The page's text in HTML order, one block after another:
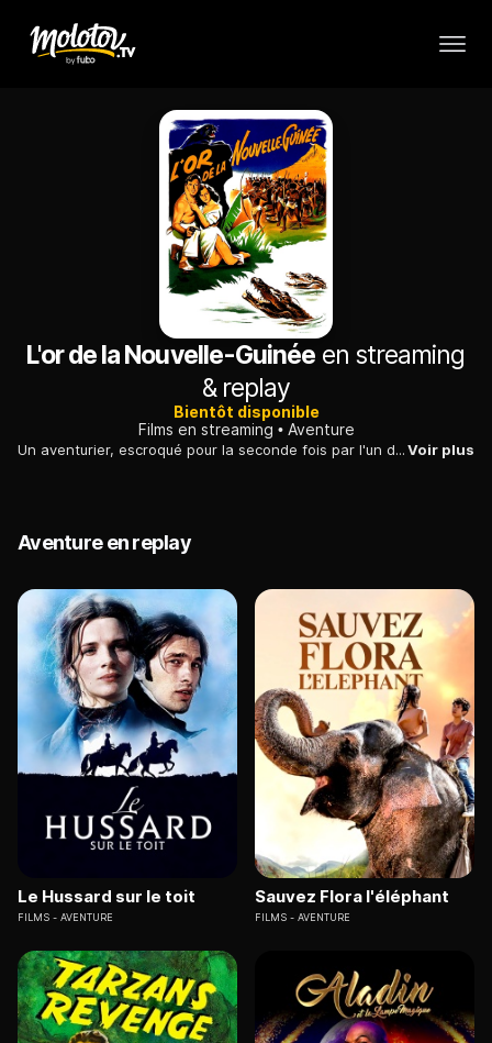
L'or de la Nouvelle-Guinée en streaming
& replay
Bientôt disponible
Films en streaming
Aventure
Un aventurier, escroqué pour la seconde fois par l'un de ses anciens amis, tente de retrouver un avion chargé d'or qui s'est écrasé en Nouvelle-Guinée.Voir plus
Aventure en replay
Le Hussard sur le toit
FILMS AVENTURE
Sauvez Flora l'éléphant
FILMS AVENTURE